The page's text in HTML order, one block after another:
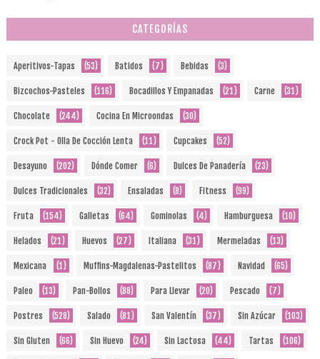
CATEGORÍAS
Aperitivos-Tapas (53) Batidos (7) Bebidas (3)
Bizcochos-Pasteles (116) Bocadillos Y Empanadas (21) Carne (31)
Chocolate (244) Cocina En Microondas (30)
Crock Pot - Olla De Cocción Lenta (11) Cupcakes (52)
Desayuno (202) Dónde Comer (6) Dulces De Panadería (23)
Dulces Tradicionales (32) Ensaladas (8) Fitness (99)
Fruta (154) Galletas (64) Gominolas (4) Hamburguesa (10)
Helados (21) Huevos (27) Italiana (31) Mermeladas (13)
Mexicana (1) Muffins-Magdalenas-Pastelitos (87) Navidad (65)
Paleo (13) Pan-Bollos (88) Para Llevar (20) Pescado (7)
Postres (528) Salado (81) San Valentín (37) Sin Azúcar (103)
Sin Gluten (66) Sin Huevo (24) Sin Lactosa (44) Tartas (106)